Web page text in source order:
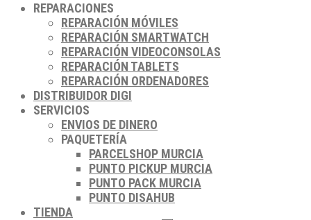
REPARACIONES
REPARACIÓN MÓVILES
REPARACIÓN SMARTWATCH
REPARACIÓN VIDEOCONSOLAS
REPARACIÓN TABLETS
REPARACIÓN ORDENADORES
DISTRIBUIDOR DIGI
SERVICIOS
ENVIOS DE DINERO
PAQUETERÍA
PARCELSHOP MURCIA
PUNTO PICKUP MURCIA
PUNTO PACK MURCIA
PUNTO DISAHUB
TIENDA